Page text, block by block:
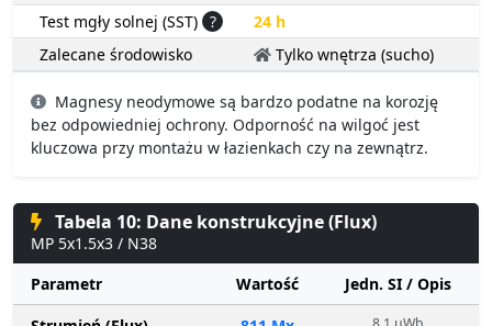
Test mgły solnej (SST) ?
24 h
Zalecane środowisko
Tylko wnętrza (sucho)
Magnesy neodymowe są bardzo podatne na korozję
bez odpowiedniej ochrony. Odporność na wilgoć jest
kluczowa przy montażu w łazienkach czy na zewnątrz.
Tabela 10: Dane konstrukcyjne (Flux)
MP 5x1.5x3 / N38
Parametr
Wartość
Jedn. SI / Opis